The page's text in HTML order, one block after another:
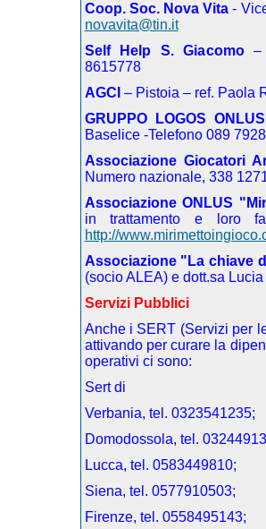
Coop. Soc. Nova Vita-
novavita@tin.it
Self Help S. Giacomo–
8615778
AGCI – Pistoia – ref. Paola
GRUPPO LOGOS
Baselice -Telefono 089
Associazione Giocatori
Numero nazionale, 338
Associazione ONLUS
in trattamento e loro
http://
Associazione "La chiave
(socio ALEA) e dott.sa
Servizi Pubblici
Anche i SERT (Servizi per
attivando per curare la
operativi ci sono:
Sert di
Verbania, tel. 0323541235;
Domodossola, tel.
Lucca, tel. 0583449810;
Siena, tel. 0577910503;
Firenze, tel. 0558495143;